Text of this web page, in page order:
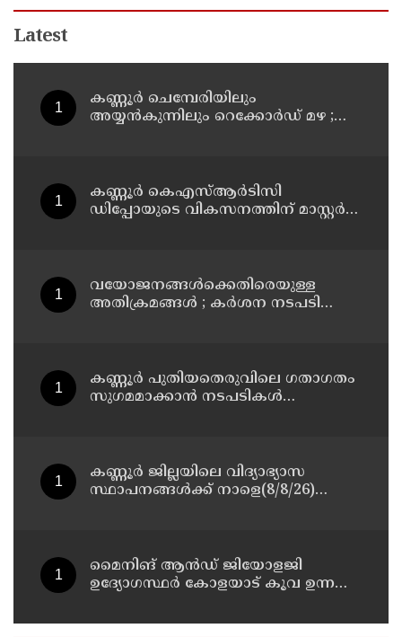
Latest
കണ്ണൂർ ചെമ്പേരിയിലും
അയ്യൻകുന്നിലും റെക്കോർഡ് മഴ ;
കണ്ണൂർ കെഎസ്ആർടിസി
ഡിപ്പോയുടെ വികസനത്തിന് മാസ്റ്റർ
വയോജനങ്ങൾക്കെതിരെയുള്ള
അതിക്രമങ്ങൾ ; കർശന നടപടി
കണ്ണൂർ പുതിയതെരുവിലെ ഗതാഗതം
സുഗമമാക്കാന്‍ നടപടികള്‍
കണ്ണൂർ ജില്ലയിലെ വിദ്യാഭ്യാസ
സ്ഥാപനങ്ങള്‍ക്ക് നാളെ(8/8/26)
മൈനിങ് ആൻഡ്​ ജിയോളജി
ഉദ്യോഗസ്ഥർ കോളയാട് കൂവ ഉന്നതി